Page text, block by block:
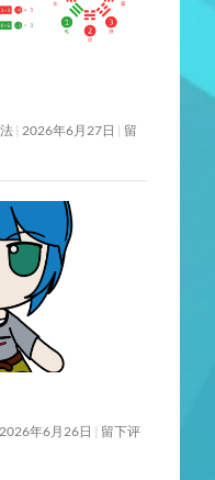
2026年6月27日
留
2026年6月26日
留下评